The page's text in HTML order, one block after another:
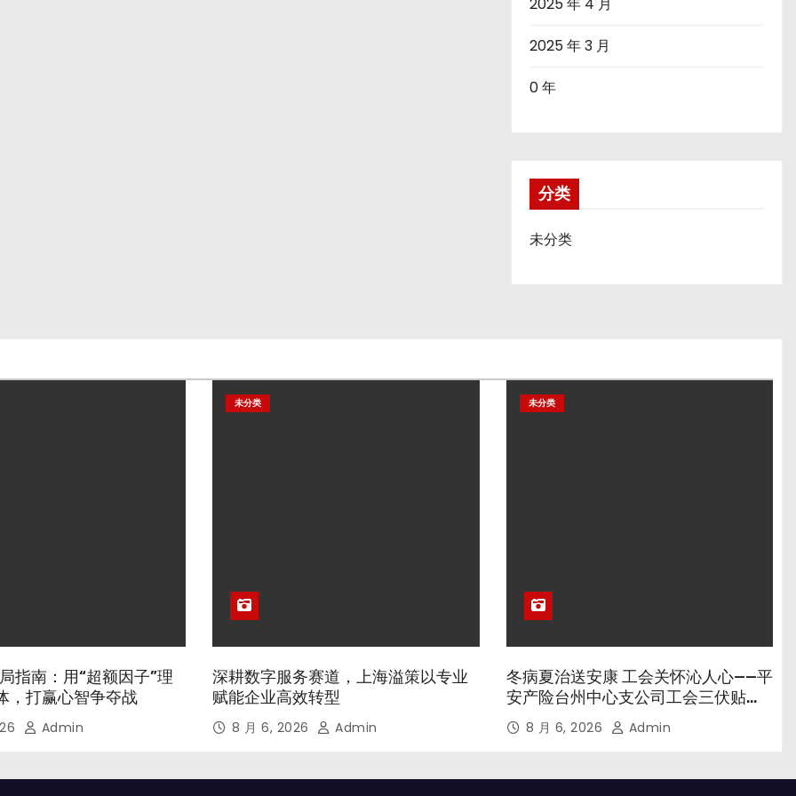
2025 年 3 月
0 年
分类
未分类
指南：用“超额因子”理
，打赢心智争夺战
Admin
未分类
深耕数字服务赛道，上海溢策以专业
赋能企业高效转型
8 月 6, 2026 Admin
未分类
冬病夏治送安康 工会关怀沁人心——平
安产险台州中心支公司工会三伏贴养
生专场暖心开诊
8 月 6, 2026 Admin